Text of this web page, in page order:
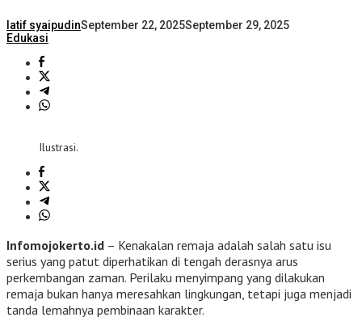
latif syaipudinSeptember 22, 2025September 29, 2025
Edukasi
Ilustrasi.
Infomojokerto.id – Kenakalan remaja adalah salah satu isu
serius yang patut diperhatikan di tengah derasnya arus
perkembangan zaman. Perilaku menyimpang yang dilakukan
remaja bukan hanya meresahkan lingkungan, tetapi juga menjadi
tanda lemahnya pembinaan karakter.